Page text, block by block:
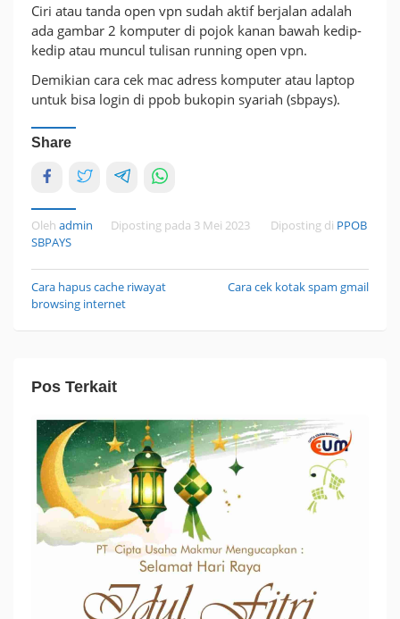
Ciri atau tanda open vpn sudah aktif berjalan adalah
ada gambar 2 komputer di pojok kanan bawah kedip-
kedip atau muncul tulisan running open vpn.
Demikian cara cek mac adress komputer atau laptop
untuk bisa login di ppob bukopin syariah (sbpays).
Share
Oleh admin Diposting pada 3 Mei 2023 Diposting di PPOB
SBPAYS
Navigasi
Cara hapus cache riwayat
browsing internet
Cara cek kotak spam gmail
Pos Terkait